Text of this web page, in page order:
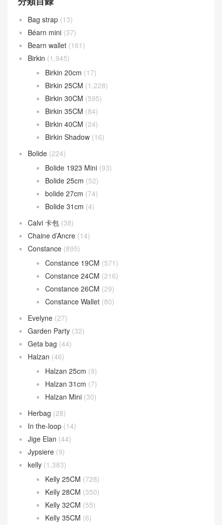
Bag strap (13)
Béarn mini (37)
Bearn wallet (161)
Birkin (1,945)
Birkin 20cm (17)
Birkin 25CM (1,228)
Birkin 30CM (595)
Birkin 35CM (84)
Birkin 40CM (24)
Birkin Shadow (16)
Bolide (224)
Bolide 1923 Mini (93)
Bolide 25cm (52)
bolide 27cm (74)
Bolide 31cm (4)
Calvi 卡包 (38)
Chaine d’Ancre (14)
Constance (895)
Constance 19CM (571)
Constance 24CM (216)
Constance 26CM (29)
Constance Wallet (80)
Evelyne (27)
Garden Party (32)
Geta bag (44)
Halzan (46)
Halzan 25cm (9)
Halzan 31cm (7)
Halzan Mini (30)
Herbag (28)
In the-loop (14)
Jige Elan (44)
Jypsiere (9)
kelly (1,383)
Kelly 25CM (728)
Kelly 28CM (350)
Kelly 32CM (55)
Kelly 35CM (6)